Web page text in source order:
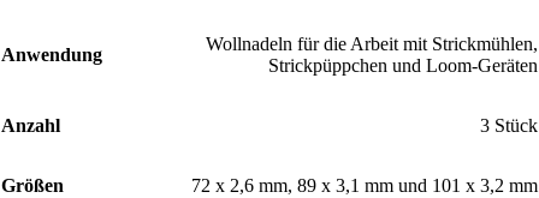
Anwendung
Wollnadeln für die Arbeit mit Strickmühlen,
Strickpüppchen und Loom-Geräten
Anzahl 3 Stück
Größen 72 x 2,6 mm, 89 x 3,1 mm und 101 x 3,2 mm